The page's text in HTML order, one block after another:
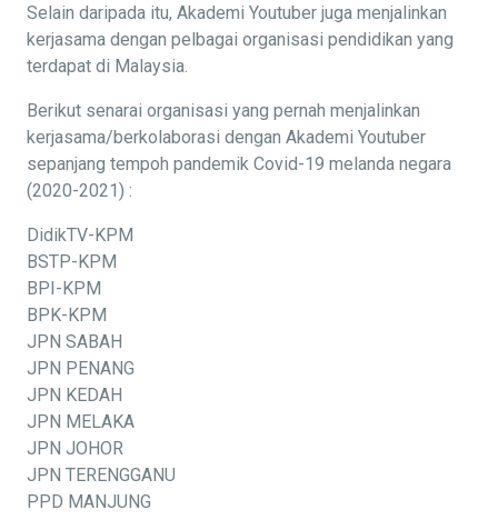
Selain daripada itu, Akademi Youtuber juga menjalinkan
kerjasama dengan pelbagai organisasi pendidikan yang
terdapat di Malaysia.
Berikut senarai organisasi yang pernah menjalinkan
kerjasama/berkolaborasi dengan Akademi Youtuber
sepanjang tempoh pandemik Covid-19 melanda negara
(2020-2021) :
DidikTV-KPM
BSTP-KPM
BPI-KPM
BPK-KPM
JPN SABAH
JPN PENANG
JPN KEDAH
JPN MELAKA
JPN JOHOR
JPN TERENGGANU
PPD MANJUNG